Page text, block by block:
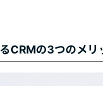
CRMの3つのメリ